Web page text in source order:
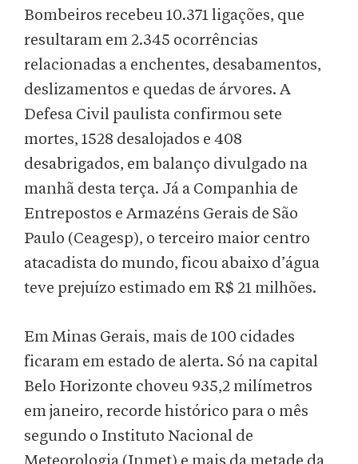
Bombeiros recebeu 10.371 ligações, que
resultaram em 2.345 ocorrências
relacionadas a enchentes, desabamentos,
deslizamentos e quedas de árvores. A
Defesa Civil paulista confirmou sete
mortes, 1528 desalojados e 408
desabrigados, em balanço divulgado na
manhã desta terça. Já a Companhia de
Entrepostos e Armazéns Gerais de São
Paulo (Ceagesp), o terceiro maior centro
atacadista do mundo, ficou abaixo d’água
teve prejuízo estimado em R$ 21 milhões.
Em Minas Gerais, mais de 100 cidades
ficaram em estado de alerta. Só na capital
Belo Horizonte choveu 935,2 milímetros
em janeiro, recorde histórico para o mês
segundo o Instituto Nacional de